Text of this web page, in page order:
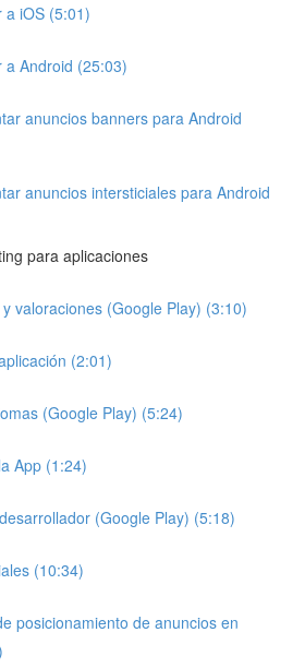
a iOS (5:01)
a Android (25:03)
anuncios banners para Android
anuncios intersticiales para Android
para aplicaciones
valoraciones (Google Play) (3:10)
(2:01)
(Google Play) (5:24)
App (1:24)
(Google Play) (5:18)
(10:34)
posicionamiento de anuncios en